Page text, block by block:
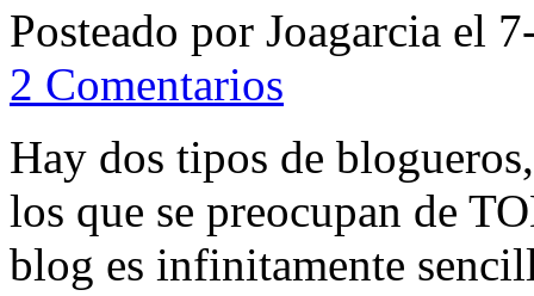
Posteado por Joagarcia el
2 Comentarios
Hay dos tipos de
los que se preocupan de
blog es infinitamente